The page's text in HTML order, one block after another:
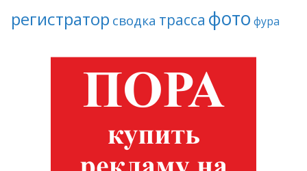
регистратор сводка трасса фото фура